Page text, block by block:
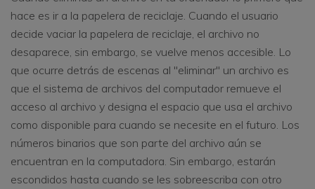
hace es ir a la papelera de reciclaje. Cuando el usuario
decide vaciar la papelera de reciclaje, el archivo no
desaparece, sin embargo, se vuelve menos accesible. Lo
que ocurre detrás de escenas al "eliminar" un archivo es
que el sistema de archivos del computador remueve el
acceso al archivo y designa el espacio que usa el archivo
como disponible para cuando se necesite en el futuro. Los
números binarios que son parte del archivo aún se
encuentran en la computadora. Sin embargo, estarán
escondidos hasta cuando se les sobreescriba con otro